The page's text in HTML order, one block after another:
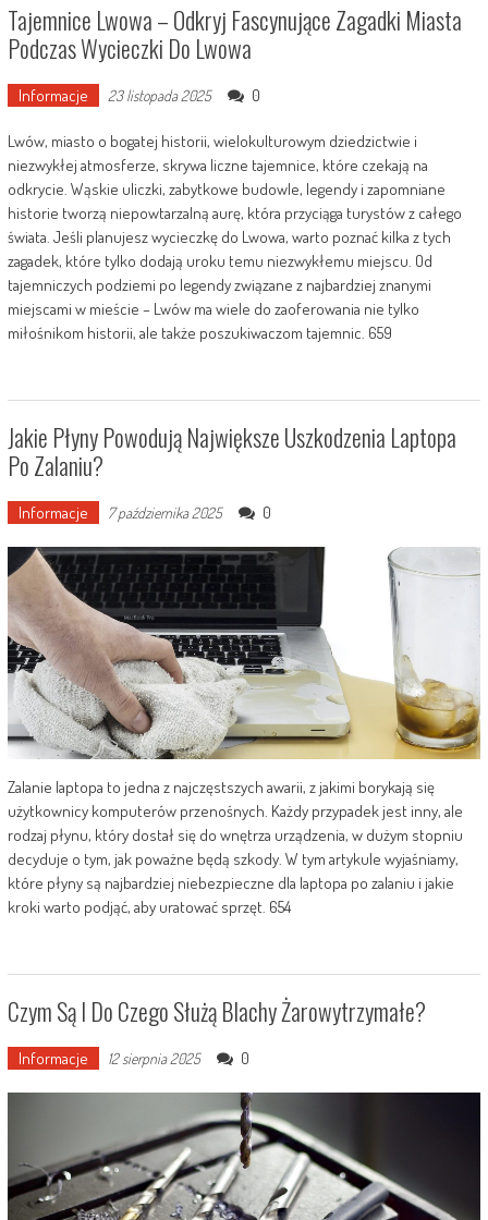
Tajemnice Lwowa – Odkryj Fascynujące Zagadki Miasta
Podczas Wycieczki Do Lwowa
Informacje 23 listopada 2025 0
Lwów, miasto o bogatej historii, wielokulturowym dziedzictwie i
niezwykłej atmosferze, skrywa liczne tajemnice, które czekają na
odkrycie. Wąskie uliczki, zabytkowe budowle, legendy i zapomniane
historie tworzą niepowtarzalną aurę, która przyciąga turystów z całego
świata. Jeśli planujesz wycieczkę do Lwowa, warto poznać kilka z tych
zagadek, które tylko dodają uroku temu niezwykłemu miejscu. Od
tajemniczych podziemi po legendy związane z najbardziej znanymi
miejscami w mieście – Lwów ma wiele do zaoferowania nie tylko
miłośnikom historii, ale także poszukiwaczom tajemnic. 659
Jakie Płyny Powodują Największe Uszkodzenia Laptopa
Po Zalaniu?
Informacje 7 października 2025 0
Zalanie laptopa to jedna z najczęstszych awarii, z jakimi borykają się
użytkownicy komputerów przenośnych. Każdy przypadek jest inny, ale
rodzaj płynu, który dostał się do wnętrza urządzenia, w dużym stopniu
decyduje o tym, jak poważne będą szkody. W tym artykule wyjaśniamy,
które płyny są najbardziej niebezpieczne dla laptopa po zalaniu i jakie
kroki warto podjąć, aby uratować sprzęt. 654
Czym Są I Do Czego Służą Blachy Żarowytrzymałe?
Informacje 12 sierpnia 2025 0